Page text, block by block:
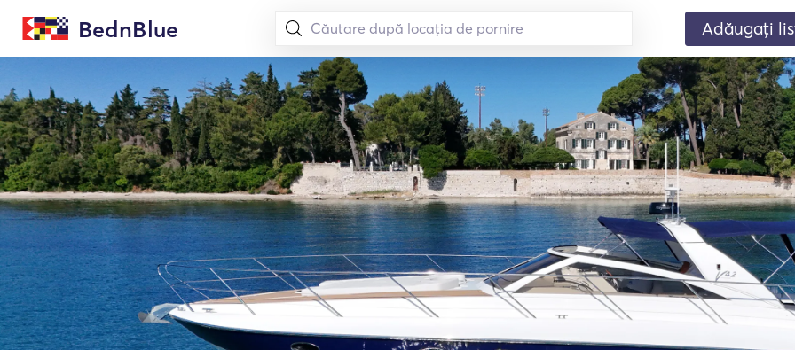
BednBlue Adăugați